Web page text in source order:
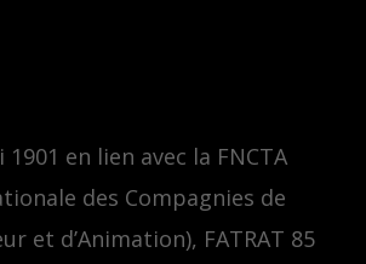
en lien avec la FNCTA
des Compagnies de
et d’Animation), FATRAT 85